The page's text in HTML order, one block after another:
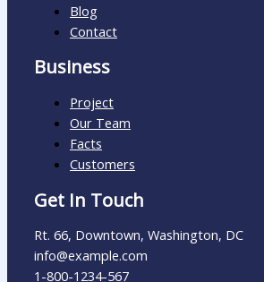
Blog
Contact
Business
Project
Our Team
Facts
Customers
Get In Touch
Rt. 66, Downtown, Washington, DC
info@example.com​
1-800-1234-567